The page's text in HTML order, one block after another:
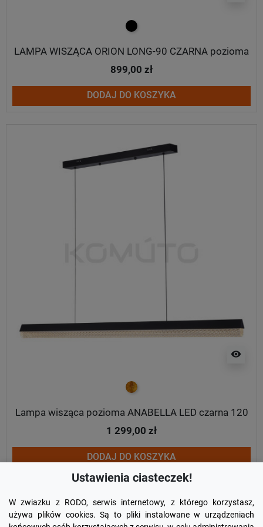
czarny
LAMPA WISZĄCA ORION LONG-90 CZARNA pozioma
899,00 zł
DODAJ DO KOSZYKA
visibility
złoty
Lampa wisząca pozioma ANABELLA LED czarna 120
1 299,00 zł
DODAJ DO KOSZYKA
Ustawienia ciasteczek!
W zwiazku z RODO, serwis internetowy, z którego korzystasz,
używa plików cookies. Są to pliki instalowane w urządzeniach